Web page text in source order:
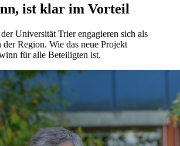
ist klar im Vorteil
Universität Trier engagieren sich als
der Region. Wie das neue Projekt
für alle Beteiligten ist.